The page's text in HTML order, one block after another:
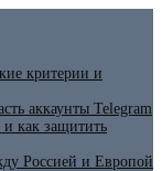
критерии и
аккаунты Telegram
как защитить
Россией и Европой